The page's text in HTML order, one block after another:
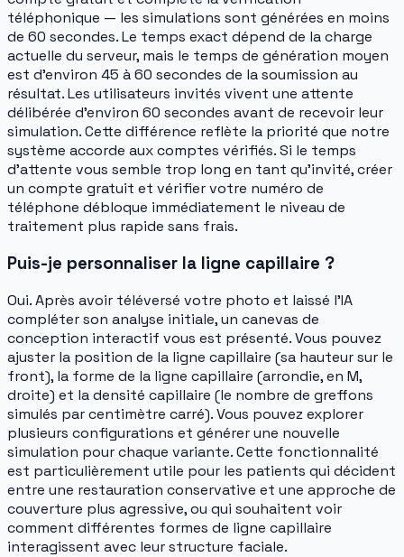
téléphonique — les simulations sont générées en moins
de 60 secondes. Le temps exact dépend de la charge
actuelle du serveur, mais le temps de génération moyen
est d'environ 45 à 60 secondes de la soumission au
résultat. Les utilisateurs invités vivent une attente
délibérée d'environ 60 secondes avant de recevoir leur
simulation. Cette différence reflète la priorité que notre
système accorde aux comptes vérifiés. Si le temps
d'attente vous semble trop long en tant qu'invité, créer
un compte gratuit et vérifier votre numéro de
téléphone débloque immédiatement le niveau de
traitement plus rapide sans frais.
Puis-je personnaliser la ligne capillaire ?
Oui. Après avoir téléversé votre photo et laissé l'IA
compléter son analyse initiale, un canevas de
conception interactif vous est présenté. Vous pouvez
ajuster la position de la ligne capillaire (sa hauteur sur le
front), la forme de la ligne capillaire (arrondie, en M,
droite) et la densité capillaire (le nombre de greffons
simulés par centimètre carré). Vous pouvez explorer
plusieurs configurations et générer une nouvelle
simulation pour chaque variante. Cette fonctionnalité
est particulièrement utile pour les patients qui décident
entre une restauration conservative et une approche de
couverture plus agressive, ou qui souhaitent voir
comment différentes formes de ligne capillaire
interagissent avec leur structure faciale.